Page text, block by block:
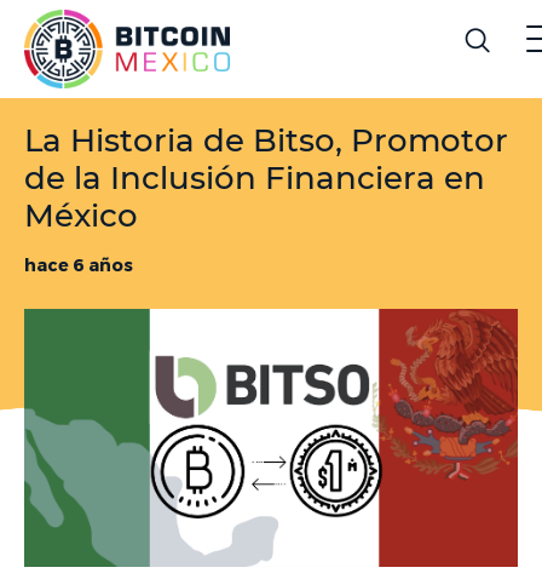
La Historia de Bitso, Promotor
de la Inclusión Financiera en
México
hace 6 años